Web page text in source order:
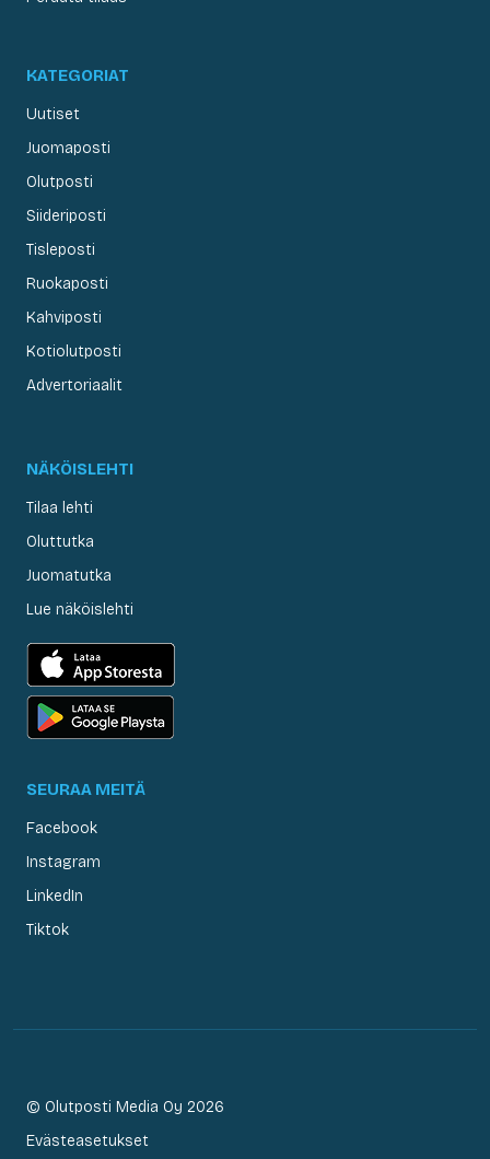
KATEGORIAT
Uutiset
Juomaposti
Olutposti
Siideriposti
Tisleposti
Ruokaposti
Kahviposti
Kotiolutposti
Advertoriaalit
NÄKÖISLEHTI
Tilaa lehti
Oluttutka
Juomatutka
Lue näköislehti
SEURAA MEITÄ
Facebook
Instagram
LinkedIn
Tiktok
© Olutposti Media Oy 2026
Evästeasetukset